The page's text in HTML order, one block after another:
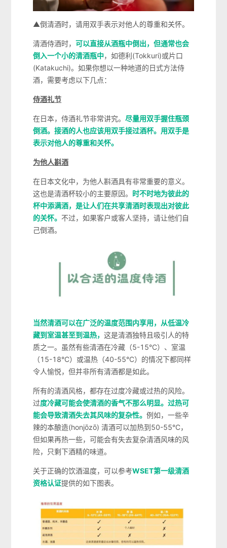
▲倒清酒时，请用双手表示对他人的尊重和关怀。
清酒侍酒时，可以直接从酒瓶中倒出，但通常也会
倒入一个小的清酒瓶中，如德利(Tokkuri)或片口
(Katakuchi)。如果你想以一种地道的日式方法侍
酒，需要考虑以下几点：
侍酒礼节
在日本，侍酒礼节非常讲究。尽量用双手握住瓶颈
倒酒。接酒的人也应该用双手接过酒杯。用双手是
表示对他人的尊重和关怀。
为他人斟酒
在日本文化中，为他人斟酒具有非常重要的意义。
这也是清酒杯较小的主要原因。 时不时地为彼此的
杯中添满酒，是让人们在共享清酒时表现出对彼此
的关怀。 不过，如果客户或客人坚持，请让他们自
己倒酒。
当然清酒可以在广泛的温度范围内享用，从低温冷
藏到室温甚至到温热，这是清酒独特且吸引人的特
质之一。虽然有些清酒在冷藏（5-15°C）、室温
（15-18°C）或温热（40-55°C）的情况下都同样
令人愉悦，但并非所有清酒都是如此。
所有的清酒风格，都存在过度冷藏或过热的风险。
过度冷藏可能会使清酒的香气不那么明显。过热可
能会导致清酒失去其风味的复杂性。例如，一些辛
辣的本酿造(honjōzō) 清酒可以加热到50-55°C，
但如果再热一些，可能会有失去复杂清酒风味的风
险，只剩下酒精的味道。
关于正确的饮酒温度，可以参考WSET第一级清酒
资格认证提供的如下图表。